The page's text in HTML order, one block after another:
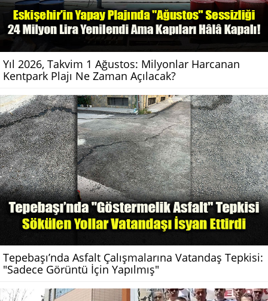
Yıl 2026, Takvim 1 Ağustos: Milyonlar Harcanan
Kentpark Plajı Ne Zaman Açılacak?
Tepebaşı’nda Asfalt Çalışmalarına Vatandaş Tepkisi:
"Sadece Görüntü İçin Yapılmış"